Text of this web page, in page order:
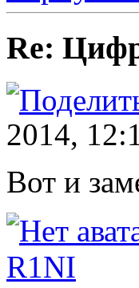
Re:
2014,
Вот и
R1NI